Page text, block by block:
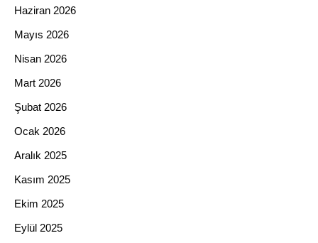
Haziran 2026
Mayıs 2026
Nisan 2026
Mart 2026
Şubat 2026
Ocak 2026
Aralık 2025
Kasım 2025
Ekim 2025
Eylül 2025